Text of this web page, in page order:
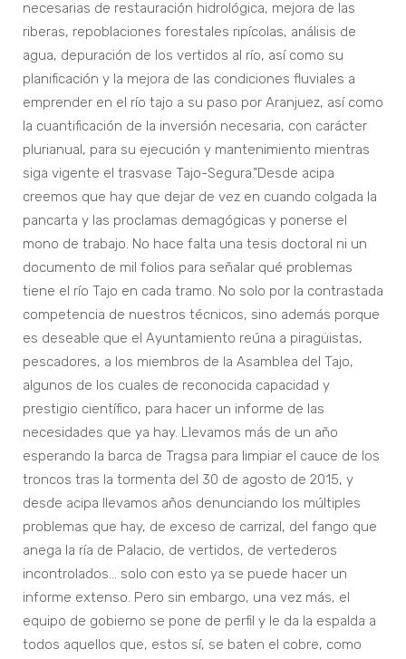
necesarias de restauración hidrológica, mejora de las
riberas, repoblaciones forestales ripícolas, análisis de
agua, depuración de los vertidos al río, así como su
planificación y la mejora de las condiciones fluviales a
emprender en el río tajo a su paso por Aranjuez, así como
la cuantificación de la inversión necesaria, con carácter
plurianual, para su ejecución y mantenimiento mientras
siga vigente el trasvase Tajo-Segura.”Desde acipa
creemos que hay que dejar de vez en cuando colgada la
pancarta y las proclamas demagógicas y ponerse el
mono de trabajo. No hace falta una tesis doctoral ni un
documento de mil folios para señalar qué problemas
tiene el río Tajo en cada tramo. No solo por la contrastada
competencia de nuestros técnicos, sino además porque
es deseable que el Ayuntamiento reúna a piragüistas,
pescadores, a los miembros de la Asamblea del Tajo,
algunos de los cuales de reconocida capacidad y
prestigio científico, para hacer un informe de las
necesidades que ya hay. Llevamos más de un año
esperando la barca de Tragsa para limpiar el cauce de los
troncos tras la tormenta del 30 de agosto de 2015, y
desde acipa llevamos años denunciando los múltiples
problemas que hay, de exceso de carrizal, del fango que
anega la ría de Palacio, de vertidos, de vertederos
incontrolados… solo con esto ya se puede hacer un
informe extenso. Pero sin embargo, una vez más, el
equipo de gobierno se pone de perfil y le da la espalda a
todos aquellos que, estos sí, se baten el cobre, como